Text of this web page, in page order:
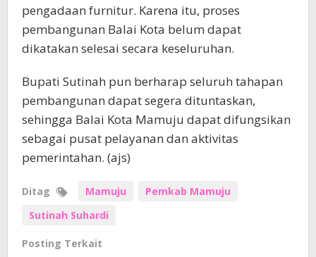
pengadaan furnitur. Karena itu, proses
pembangunan Balai Kota belum dapat
dikatakan selesai secara keseluruhan.
Bupati Sutinah pun berharap seluruh tahapan
pembangunan dapat segera dituntaskan,
sehingga Balai Kota Mamuju dapat difungsikan
sebagai pusat pelayanan dan aktivitas
pemerintahan. (ajs)
Ditag Mamuju
Pemkab Mamuju
Sutinah Suhardi
Posting Terkait